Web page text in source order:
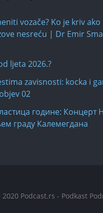
vozače? Ko je kriv ako
nesreću | Dr Emir
ljeta 2026.?
zavisnosti: kocka i
02
године: Концерт
граду Калемегдана
Podcast.rs - Podkast